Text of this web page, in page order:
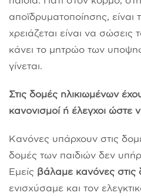
αποϊδρυματοποίησης, είναι
χρειάζεται είναι να
κάνει το μητρώο των
γίνεται.
Στις δομές ηλικιωμένων
κανονισμοί ή έλεγχοι ώστε
Κανόνες υπάρχουν στις
δομές των παιδιών δεν
Εμείς βάλαμε κανόνες στις
ενισχύσαμε και τον